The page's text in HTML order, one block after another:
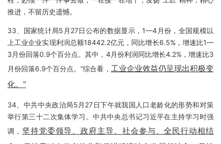
推进，不留历史遗憾。
33、国家统计局5月27日公布的数据显示，1—4月份，全国规模以
上工业企业实现利润总额18442.2亿元，同比增长6.5%，增速比1—
3月份回落0.9个百分点。其中，4月份利润同比增长4.2%，增速比3
月份回落6.9个百分点。“综合看， 工业企业效益仍呈现出积极变
化。”
34、中共中央政治局5月27日下午就我国人口老龄化的形势和对策
举行第三十二次集体学习。中共中央总书记习近平在主持学习时强
调， 坚持党委领导、政府主导、社会参与、全民行动相结